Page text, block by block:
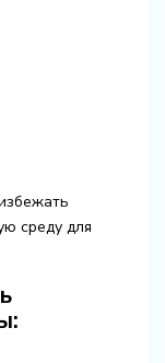
среду для